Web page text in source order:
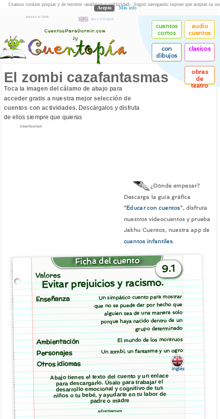
acceso al Club
story in English
cuentos
cortos
audio
cuentos
con
dibujos
clasicos
obras
de
teatro
El zombi cazafantasmas
Toca la imagen del cálamo de abajo para
acceder gratis a nuestra mejor selección de
cuentos con actividades.Descárgalos y disfruta
de ellos siempre que quieras
Advertisement
¿Dónde empezar?
Descarga la guía gráfica
"Educar con cuentos", disfruta
nuestros videocuentos y prueba
Jakhu Cuentos, nuestra app de
cuentos infantiles.
Ficha del cuento
9.1
Valores
Evitar prejuicios y racismo.
Enseñanza Un simpático cuento para mostrar
que no se puede dar por hecho que
alguien sea de una manera solo
porque haya nacido dentro de un
grupo determinado
Ambientación El mundo de los montruos
Personajes Un zombi, un fantasma y un ogro
Otros idiomas
Inglés
Abajo tienes el texto del cuento y un enlace
para descargarlo. Úsalo para trabajar el
desarrollo emocional y cognitivo de tus
niños o tu bebé, y ayudarte en tu labor de
padre o madre
Advertisement
Usamos cookies propias y de terceros -analíticas y publicidad-. Seguir navegando supone que aceptas su
Acepto Más info